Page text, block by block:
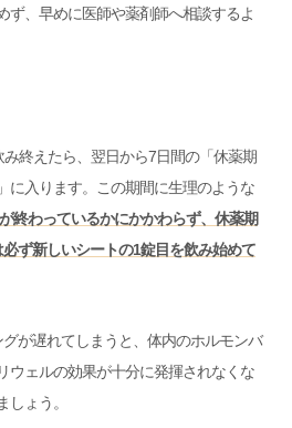
ず、早めに医師や薬剤師へ相談するよ
終えたら、翌日から7日間の「休薬期
に入ります。この期間に生理のような
終わっているかにかかわらず、休薬期
ず新しいシートの1錠目を飲み始めて
が遅れてしまうと、体内のホルモンバ
ウェルの効果が十分に発揮されなくな
ょう。